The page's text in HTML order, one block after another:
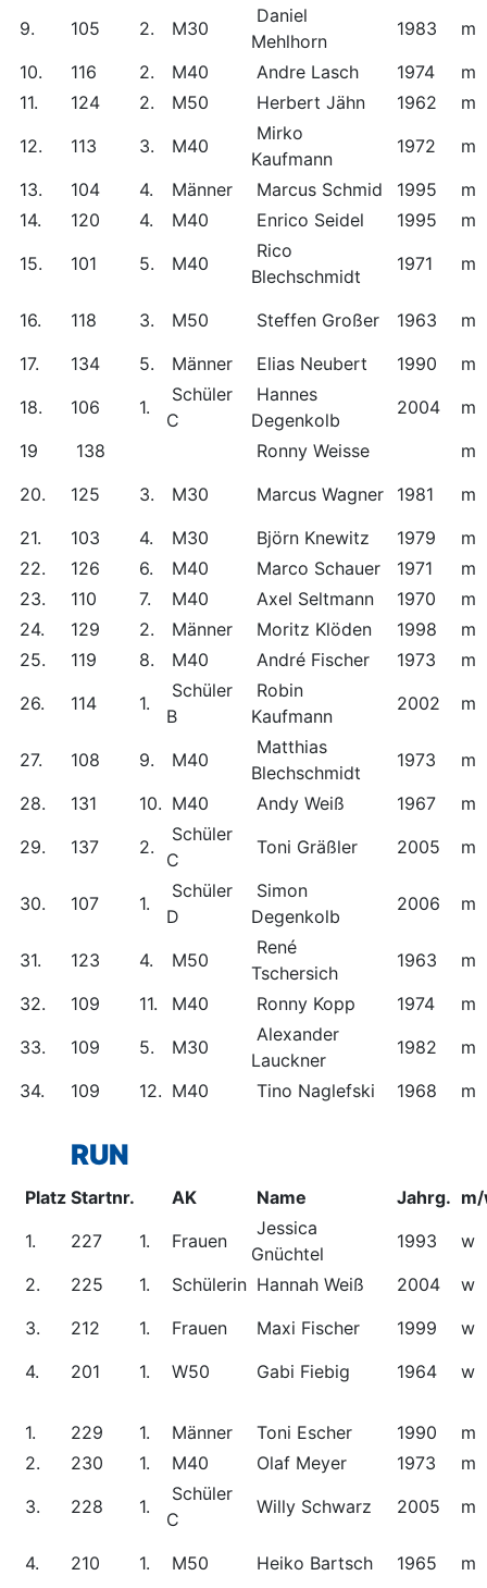
9.
105 2. M30
Daniel
Mehlhorn
1983
m
10.
116 2. M40 Andre Lasch 1974
m
11.
124 2. M50 Herbert Jähn 1962
m
12.
113 3. M40
Mirko
Kaufmann
1972
m
13.
104 4. Männer Marcus Schmid 1995
m
14.
120 4. M40 Enrico Seidel 1995
m
15.
101 5. M40
Rico
Blechschmidt
1971 m
16. 118 3. M50 Steffen Großer 1963
m
17.
134 5. Männer Elias Neubert 1990
m
18.
106 1.
Schüler
C
Hannes
Degenkolb
2004
m
19
138 Ronny Weisse
m
20.
125 3. M30 Marcus Wagner 1981
m
21.
103 4. M30 Björn Knewitz 1979
m
22.
126 6. M40 Marco Schauer 1971
m
23.
110 7. M40 Axel Seltmann 1970
m
24.
129 2. Männer Moritz Klöden 1998
m
25.
119 8. M40 André Fischer 1973
m
26.
114 1.
Schüler
B
Robin
Kaufmann
2002 m
27. 108 9. M40
Matthias
Blechschmidt
1973
m
28.
131 10. M40 Andy Weiß 1967
m
29.
137 2.
Schüler
C
Toni Gräßler 2005 m
30. 107 1.
Schüler
D
Simon
Degenkolb
2006 m
31. 123 4. M50
René
Tschersich
1963
m
32.
109 11. M40 Ronny Kopp 1974
m
33.
109 5. M30
Alexander
Lauckner
1982
m
34.
109 12. M40 Tino Naglefski 1968 m
RUN
Platz Startnr. AK Name Jahrg.
1.
227 1. Frauen
Jessica
Gnüchtel
1993
w
2.
225 1. Schülerin Hannah Weiß 2004
w
3.
212 1. Frauen Maxi Fischer 1999
w
4.
201 1. W50 Gabi Fiebig 1964 w
1. 229 1. Männer Toni Escher 1990
m
2.
230 1. M40 Olaf Meyer 1973
m
3.
228 1.
Schüler
C
Willy Schwarz 2005 m
4. 210 1. M50 Heiko Bartsch 1965 m